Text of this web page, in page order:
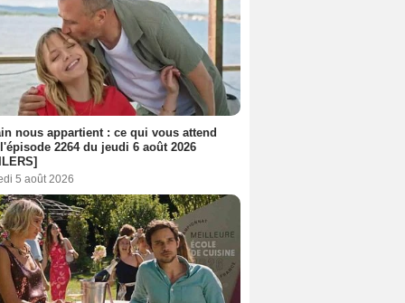
nous appartient : ce qui vous attend
2264 du jeudi 6 août 2026
5 août 2026